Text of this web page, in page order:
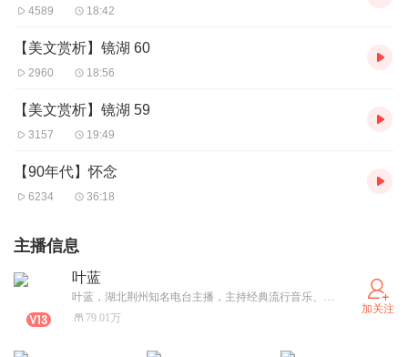
4589 18:42
【美文赏析】镜湖 60
2960 18:56
【美文赏析】镜湖 59
3157 19:49
【90年代】怀念
6234 36:18
主播信息
叶蓝
叶蓝，湖北荆州知名电台主播，主持经典流行音乐、欧美流行音乐、访谈、点歌、夜话节目等。实名认证：陈春
79.01万
加关注